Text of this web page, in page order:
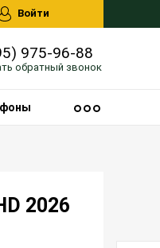
Войти
975-96-88
обратный звонок
2026